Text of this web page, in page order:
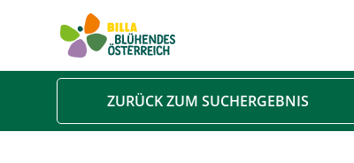
ZURÜCK ZUM SUCHERGEBNIS